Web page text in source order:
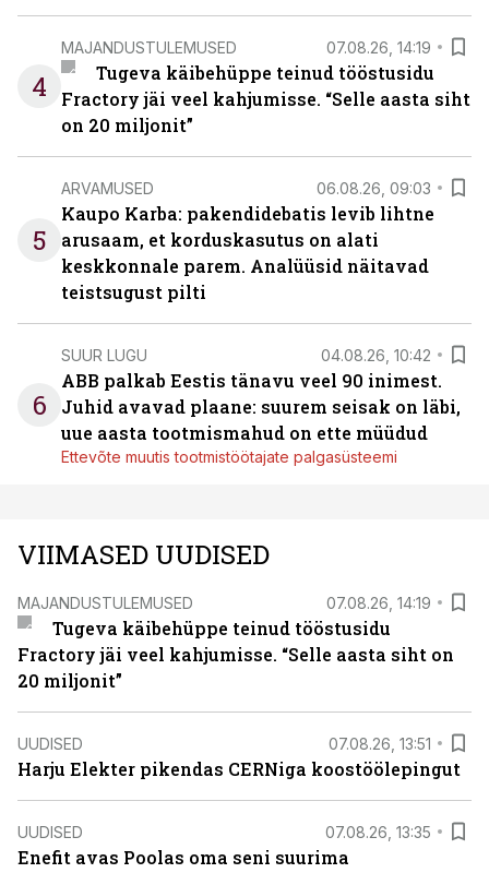
4
MAJANDUSTULEMUSED 07.08.26, 14:19
Tugeva käibehüppe teinud tööstusidu
Fractory jäi veel kahjumisse. “Selle aasta siht
on 20 miljonit”
5
ARVAMUSED 06.08.26, 09:03
Kaupo Karba: pakendidebatis levib lihtne
arusaam, et korduskasutus on alati
keskkonnale parem. Analüüsid näitavad
teistsugust pilti
6
SUUR LUGU 04.08.26, 10:42
ABB palkab Eestis tänavu veel 90 inimest.
Juhid avavad plaane: suurem seisak on läbi,
uue aasta tootmismahud on ette müüdud
Ettevõte muutis tootmistöötajate palgasüsteemi
VIIMASED UUDISED
MAJANDUSTULEMUSED 07.08.26, 14:19
Tugeva käibehüppe teinud tööstusidu
Fractory jäi veel kahjumisse. “Selle aasta siht on
20 miljonit”
UUDISED 07.08.26, 13:51
Harju Elekter pikendas CERNiga koostöölepingut
UUDISED 07.08.26, 13:35
Enefit avas Poolas oma seni suurima